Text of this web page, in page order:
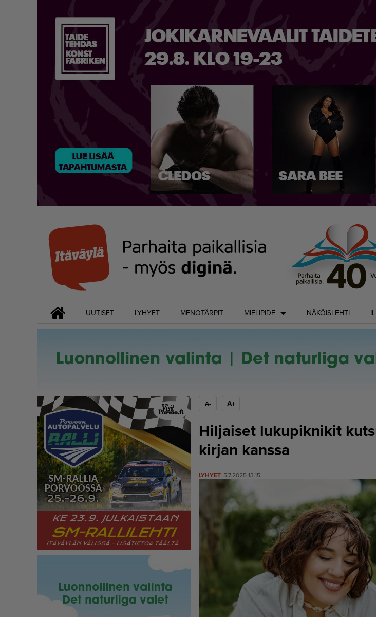
UUTISET LYHYET MENOTÄRPIT MIELIPIDE NÄKÖISLEHTI
A- A+
Hiljaiset lukupiknikit
kirjan kanssa
LYHYET 5.7.2025 13.15